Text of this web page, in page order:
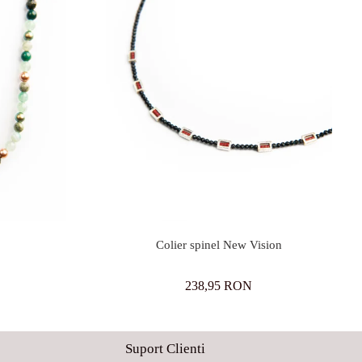
Colier spinel New Vision
238,95 RON
Suport Clienti